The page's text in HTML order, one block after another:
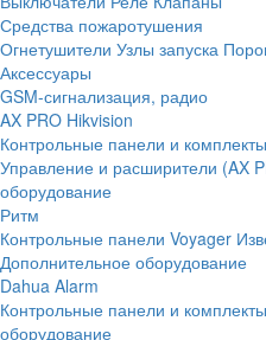
Средства пожаротушения
Огнетушители Узлы запуска
Аксессуары
GSM-сигнализация, радио
AX PRO Hikvision
Контрольные панели и комплекты
Управление и расширители (AX
оборудование
Ритм
Контрольные панели Voyager
Дополнительное оборудование
Dahua Alarm
Контрольные панели и комплекты
оборудование